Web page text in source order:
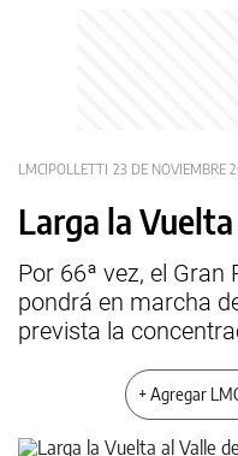
LMCIPOLLETTI 23 DE NOVIEMBRE
Larga la
Por 66ª vez, el
pondrá en marcha
prevista la
+ Agregar